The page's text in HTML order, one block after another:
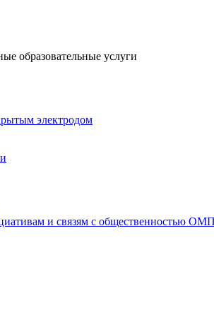
образовательные услуги
электродом
и связям с общественностью